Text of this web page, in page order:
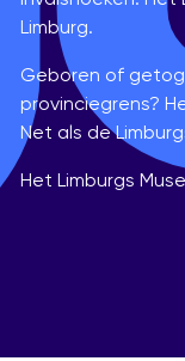
Limburg.
Geboren of
provinciegrens?
Net als de
Het Limburgs